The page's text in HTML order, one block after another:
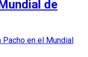
de
en el Mundial